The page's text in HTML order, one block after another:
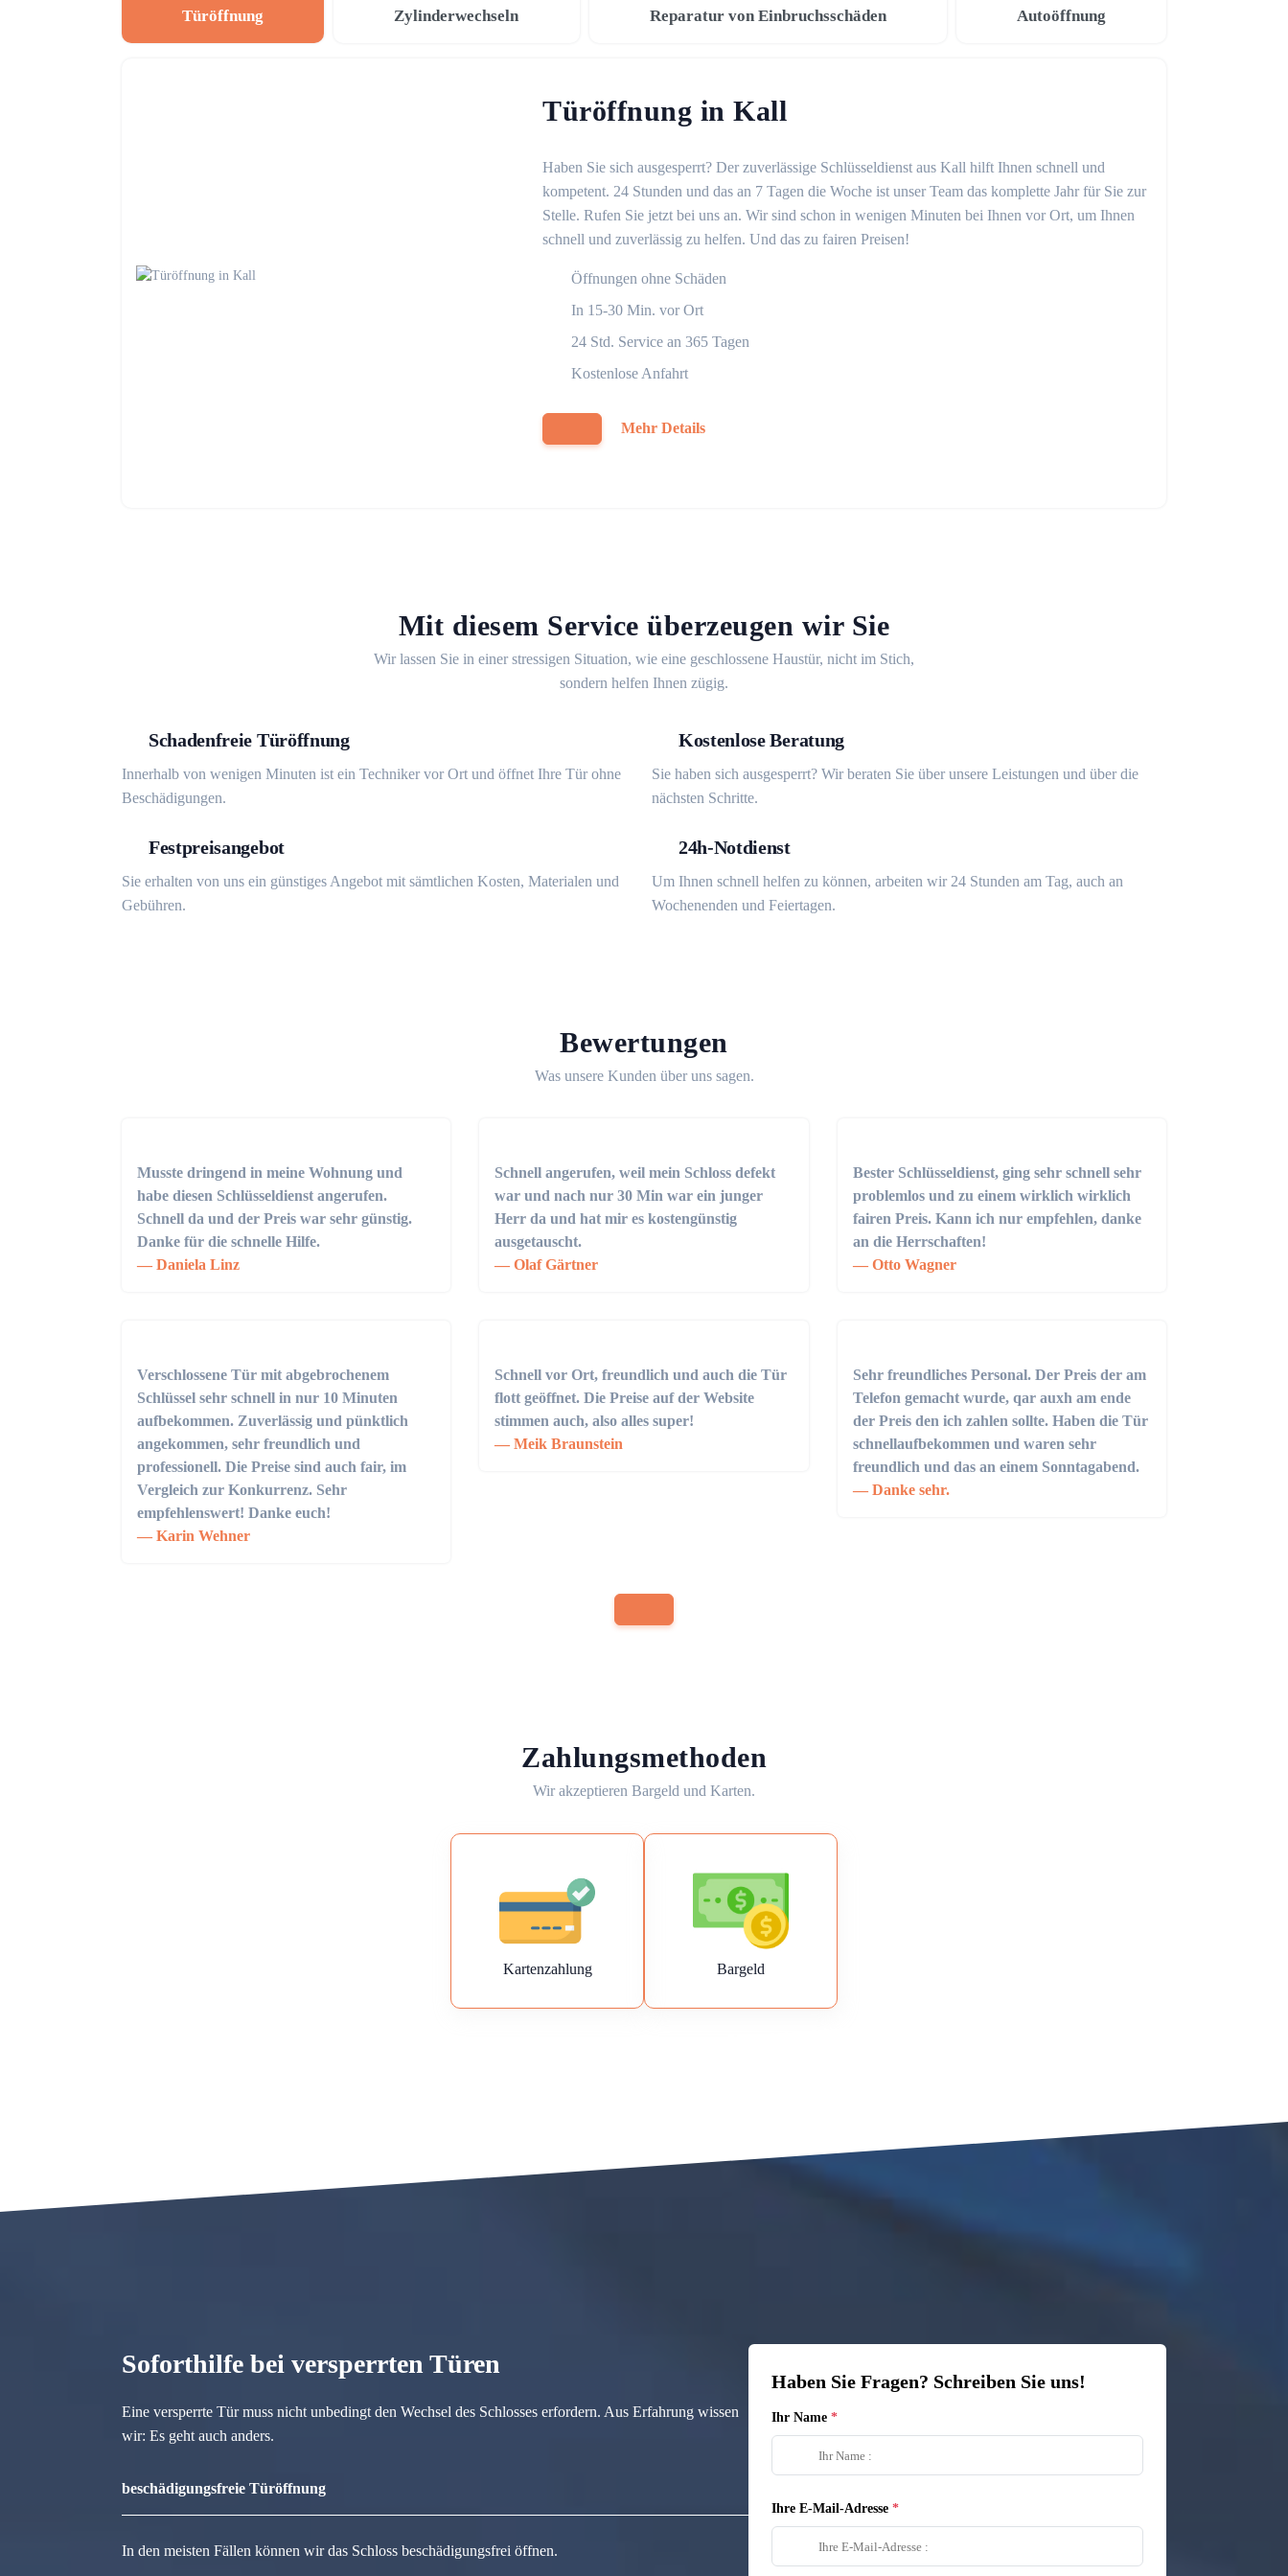
Türöffnung Zylinderwechseln Reparatur von Einbruchsschäden Autoöffnung
Türöffnung in Kall
Haben Sie sich ausgesperrt? Der zuverlässige Schlüsseldienst aus Kall hilft Ihnen schnell und
kompetent. 24 Stunden und das an 7 Tagen die Woche ist unser Team das komplette Jahr für Sie zur
Stelle. Rufen Sie jetzt bei uns an. Wir sind schon in wenigen Minuten bei Ihnen vor Ort, um Ihnen
schnell und zuverlässig zu helfen. Und das zu fairen Preisen!
Öffnungen ohne Schäden
In 15-30 Min. vor Ort
24 Std. Service an 365 Tagen
Kostenlose Anfahrt
Mehr Details
Mit diesem Service überzeugen wir Sie
Wir lassen Sie in einer stressigen Situation, wie eine geschlossene Haustür, nicht im Stich,
sondern helfen Ihnen zügig.
Schadenfreie Türöffnung
Innerhalb von wenigen Minuten ist ein Techniker vor Ort und öffnet Ihre Tür ohne
Beschädigungen.
Kostenlose Beratung
Sie haben sich ausgesperrt? Wir beraten Sie über unsere Leistungen und über die
nächsten Schritte.
Festpreisangebot
Sie erhalten von uns ein günstiges Angebot mit sämtlichen Kosten, Materialen und
Gebühren.
24h-Notdienst
Um Ihnen schnell helfen zu können, arbeiten wir 24 Stunden am Tag, auch an
Wochenenden und Feiertagen.
Bewertungen
Was unsere Kunden über uns sagen.
Musste dringend in meine Wohnung und
habe diesen Schlüsseldienst angerufen.
Schnell da und der Preis war sehr günstig.
Danke für die schnelle Hilfe.
Daniela Linz
Schnell angerufen, weil mein Schloss defekt
war und nach nur 30 Min war ein junger
Herr da und hat mir es kostengünstig
ausgetauscht.
Olaf Gärtner
Bester Schlüsseldienst, ging sehr schnell sehr
problemlos und zu einem wirklich wirklich
fairen Preis. Kann ich nur empfehlen, danke
an die Herrschaften!
Otto Wagner
Verschlossene Tür mit abgebrochenem
Schlüssel sehr schnell in nur 10 Minuten
aufbekommen. Zuverlässig und pünktlich
angekommen, sehr freundlich und
professionell. Die Preise sind auch fair, im
Vergleich zur Konkurrenz. Sehr
empfehlenswert! Danke euch!
Karin Wehner
Schnell vor Ort, freundlich und auch die Tür
flott geöffnet. Die Preise auf der Website
stimmen auch, also alles super!
Meik Braunstein
Sehr freundliches Personal. Der Preis der am
Telefon gemacht wurde, qar auxh am ende
der Preis den ich zahlen sollte. Haben die Tür
schnellaufbekommen und waren sehr
freundlich und das an einem Sonntagabend.
Danke sehr.
Zahlungsmethoden
Wir akzeptieren Bargeld und Karten.
Kartenzahlung Bargeld
Soforthilfe bei versperrten Türen
Eine versperrte Tür muss nicht unbedingt den Wechsel des Schlosses erfordern. Aus Erfahrung wissen
wir: Es geht auch anders.
beschädigungsfreie Türöffnung
In den meisten Fällen können wir das Schloss beschädigungsfrei öffnen.
Haben Sie Fragen? Schreiben Sie uns!
Ihr Name
Ihre E-Mail-Adresse